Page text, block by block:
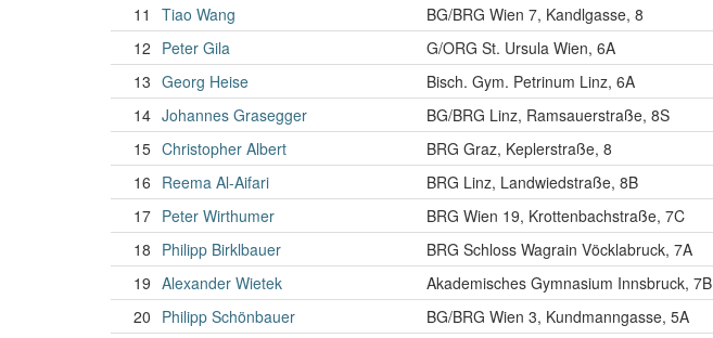
11
Tiao Wang BG/BRG Wien 7, Kandlgasse, 8
12 Peter Gila G/ORG St. Ursula Wien, 6A
13 Georg Heise Bisch. Gym. Petrinum Linz, 6A
14 Johannes Grasegger BG/BRG Linz, Ramsauerstraße, 8S
15 Christopher Albert BRG Graz, Keplerstraße, 8
16 Reema Al-Aifari BRG Linz, Landwiedstraße, 8B
17 Peter Wirthumer BRG Wien 19, Krottenbachstraße, 7C
18 Philipp Birklbauer BRG Schloss Wagrain Vöcklabruck, 7A
19 Alexander Wietek Akademisches Gymnasium Innsbruck, 7B
20 Philipp Schönbauer BG/BRG Wien 3, Kundmanngasse, 5A